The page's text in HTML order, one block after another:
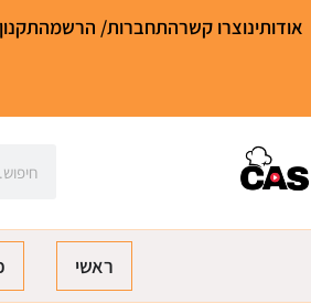
אודותינוצרו קשרהתחברות/ הרשמה
ראשי